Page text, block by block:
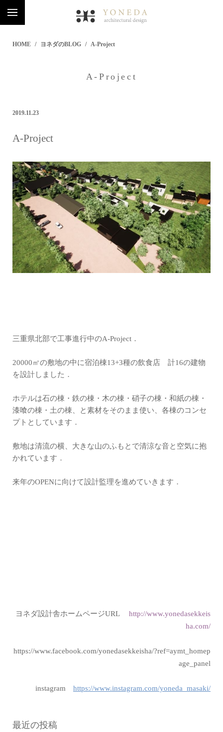
HOME ヨネダのBLOG A-Project
A-Project
2019.11.23
A-Project
三重県北部で工事進行中のA-Project．
20000㎡の敷地の中に宿泊棟13+3種の飲食店 計16の建物
を設計しました．
ホテルは石の棟・鉄の棟・木の棟・硝子の棟・和紙の棟・
漆喰の棟・土の棟、と素材をそのまま使い、各棟のコンセ
プトとしています．
敷地は清流の横、大きな山のふもとで清涼な音と空気に抱
かれています．
来年のOPENに向けて設計監理を進めていきます．
ヨネダ設計舎ホームページURL http://www.yonedasekkeis
ha.com/
https://www.facebook.com/yonedasekkeisha/?ref=aymt_homep
age_panel
instagram https://www.instagram.com/yoneda_masaki/
最近の投稿